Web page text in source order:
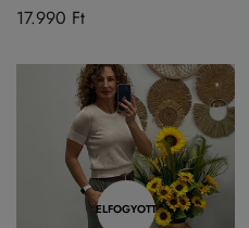
Normál
17.990 Ft
ELFOGYOTT